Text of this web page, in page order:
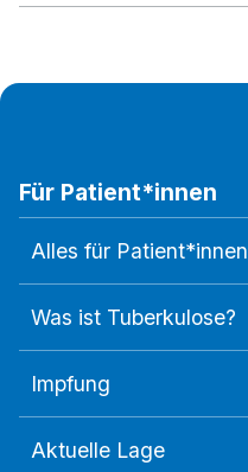
Für Patient*innen
Alles für Patient*innen
Was ist Tuberkulose?
Impfung
Aktuelle Lage